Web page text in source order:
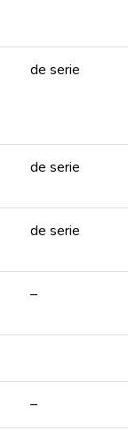
de serie
de serie
de serie
–
–